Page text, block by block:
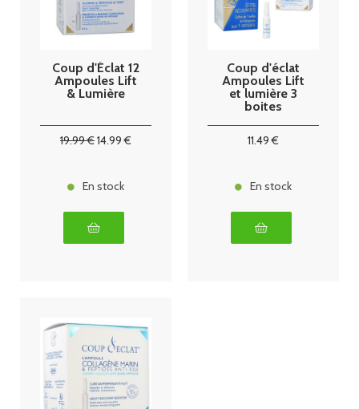
Coup d'Éclat 12
Ampoules Lift
& Lumière
19.99€14.99 €
En stock
Coup d'éclat
Ampoules Lift
et lumière 3
boites
11.49 €
En stock